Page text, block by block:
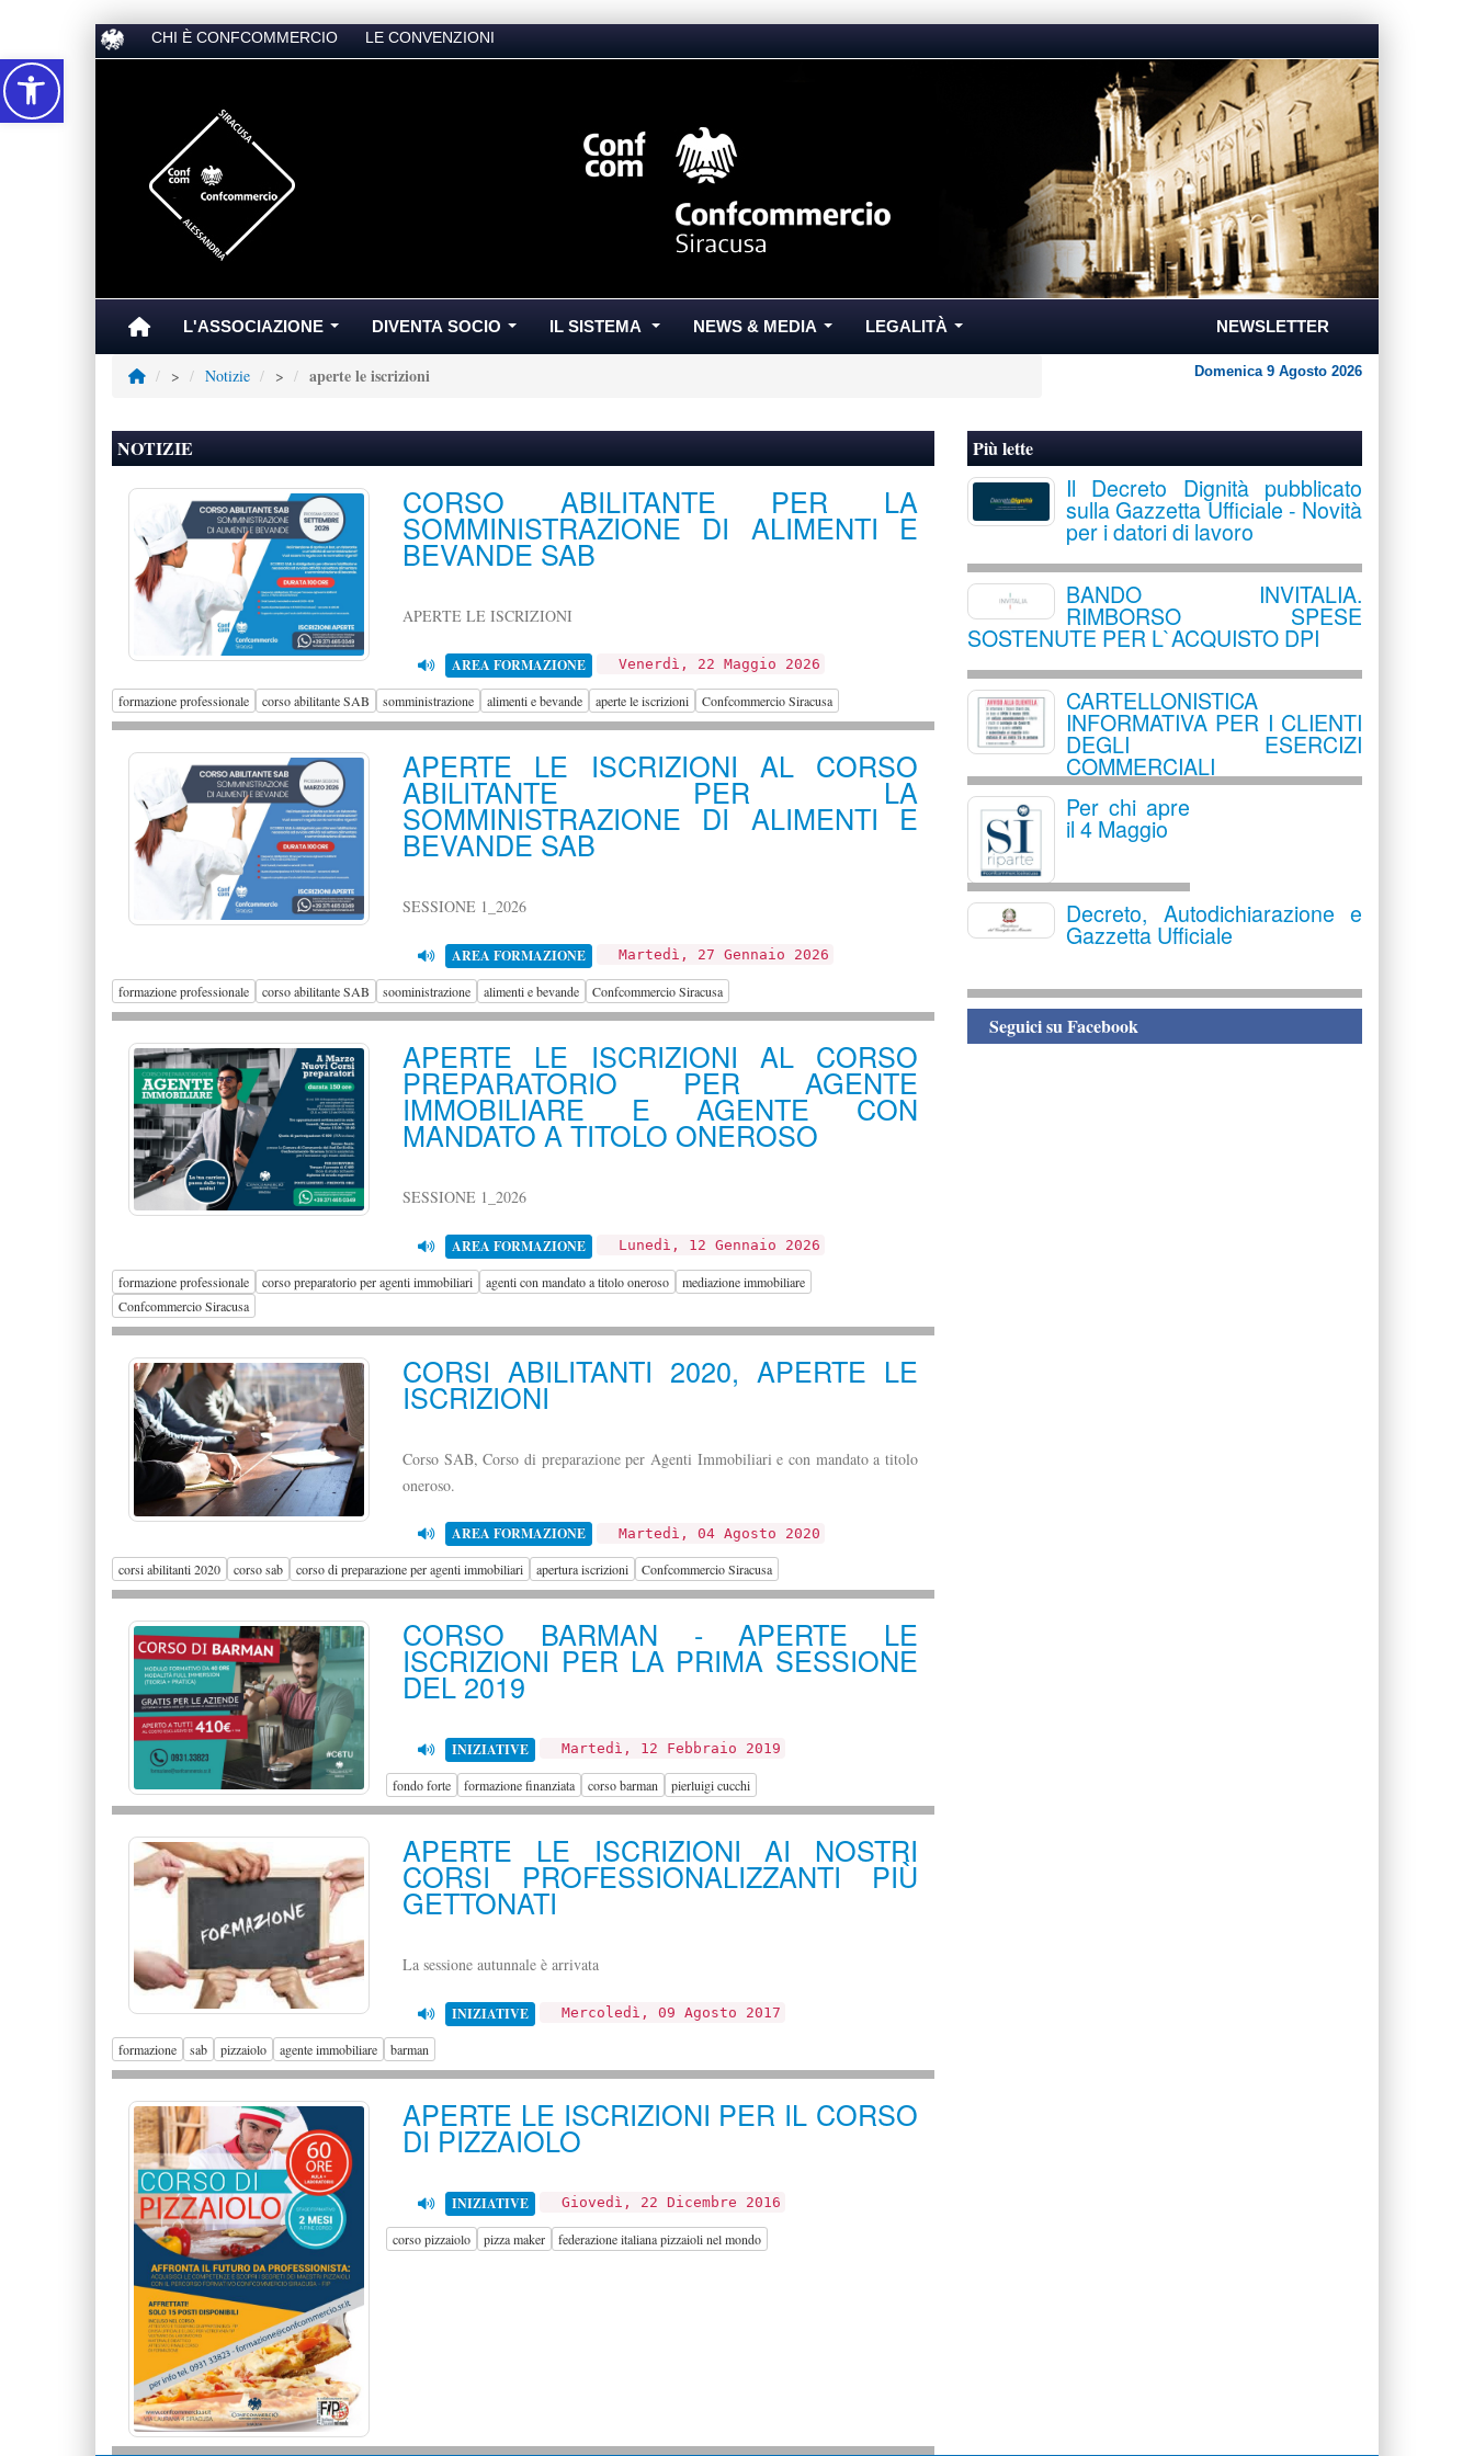
CHI È CONFCOMMERCIO LE CONVENZIONI
L'ASSOCIAZIONE DIVENTA SOCIO IL SISTEMA NEWS & MEDIA LEGALITÀ NEWSLETTER
> Notizie > aperte le iscrizioni Domenica 9 Agosto 2026
NOTIZIE
CORSO ABILITANTE PER LA
SOMMINISTRAZIONE DI ALIMENTI E
BEVANDE SAB
APERTE LE ISCRIZIONI
AREA FORMAZIONE Venerdì, 22 Maggio 2026
formazione professionale corso abilitante SAB somministrazione alimenti e bevande aperte le iscrizioni Confcommercio Siracusa
APERTE LE ISCRIZIONI AL CORSO
ABILITANTE PER LA
SOMMINISTRAZIONE DI ALIMENTI E
BEVANDE SAB
SESSIONE 1_2026
AREA FORMAZIONE Martedì, 27 Gennaio 2026
formazione professionale corso abilitante SAB sooministrazione alimenti e bevande Confcommercio Siracusa
APERTE LE ISCRIZIONI AL CORSO
PREPARATORIO PER AGENTE
IMMOBILIARE E AGENTE CON
MANDATO A TITOLO ONEROSO
SESSIONE 1_2026
AREA FORMAZIONE Lunedì, 12 Gennaio 2026
formazione professionale corso preparatorio per agenti immobiliari agenti con mandato a titolo oneroso
mediazione immobiliare
Confcommercio Siracusa
CORSI ABILITANTI 2020, APERTE LE
ISCRIZIONI
Corso SAB, Corso di preparazione per Agenti Immobiliari e con mandato a titolo
oneroso.
AREA FORMAZIONE Martedì, 04 Agosto 2020
corsi abilitanti 2020 corso sab corso di preparazione per agenti immobiliari apertura iscrizioni Confcommercio Siracusa
CORSO BARMAN - APERTE LE
ISCRIZIONI PER LA PRIMA SESSIONE
DEL 2019
INIZIATIVE Martedì, 12 Febbraio 2019
fondo forte formazione finanziata corso barman pierluigi cucchi
APERTE LE ISCRIZIONI AI NOSTRI
CORSI PROFESSIONALIZZANTI PIÙ
GETTONATI
La sessione autunnale è arrivata
INIZIATIVE Mercoledì, 09 Agosto 2017
formazione sab pizzaiolo agente immobiliare barman
APERTE LE ISCRIZIONI PER IL CORSO
DI PIZZAIOLO
INIZIATIVE Giovedì, 22 Dicembre 2016
corso pizzaiolo pizza maker federazione italiana pizzaioli nel mondo
Più lette
Il Decreto Dignità pubblicato
sulla Gazzetta Ufficiale - Novità
per i datori di lavoro
BANDO INVITALIA.
RIMBORSO SPESE
SOSTENUTE PER L`ACQUISTO DPI
CARTELLONISTICA
INFORMATIVA PER I CLIENTI
DEGLI ESERCIZI
COMMERCIALI
Per chi apre
il 4 Maggio
Decreto, Autodichiarazione e
Gazzetta Ufficiale
Seguici su Facebook
Accessibilità